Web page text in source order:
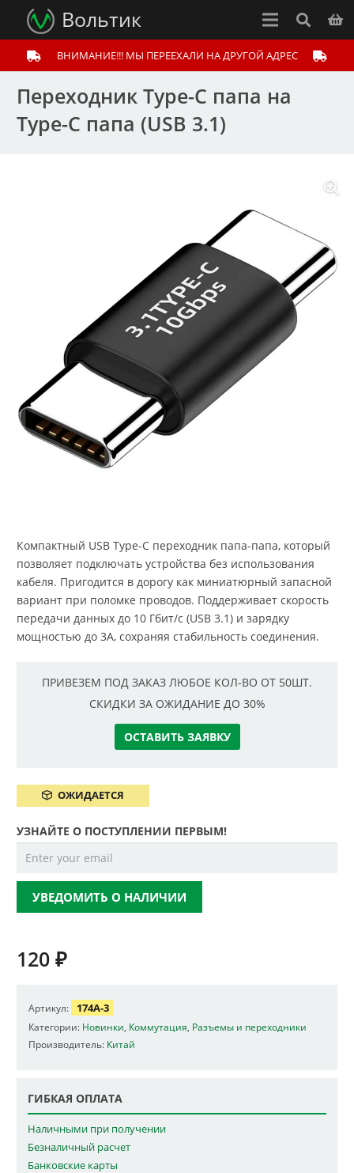
Вольтик
ВНИМАНИЕ!!! МЫ ПЕРЕЕХАЛИ НА ДРУГОЙ АДРЕС
Переходник Type-C папа на
Type-C папа (USB 3.1)
Компактный USB Type-C переходник папа-папа, который
позволяет подключать устройства без использования
кабеля. Пригодится в дорогу как миниатюрный запасной
вариант при поломке проводов. Поддерживает скорость
передачи данных до 10 Гбит/с (USB 3.1) и зарядку
мощностью до 3А, сохраняя стабильность соединения.
ПРИВЕЗЕМ ПОД ЗАКАЗ ЛЮБОЕ КОЛ-ВО ОТ 50ШТ.
СКИДКИ ЗА ОЖИДАНИЕ ДО 30%
ОСТАВИТЬ ЗАЯВКУ
ОЖИДАЕТСЯ
УЗНАЙТЕ О ПОСТУПЛЕНИИ ПЕРВЫМ!
УВЕДОМИТЬ О НАЛИЧИИ
120 ₽
Артикул: 174A-3
Категории: Новинки Коммутация Разъемы и переходники
Производитель: Китай
ГИБКАЯ ОПЛАТА
Наличными при получении
Безналичный расчет
Банковские карты